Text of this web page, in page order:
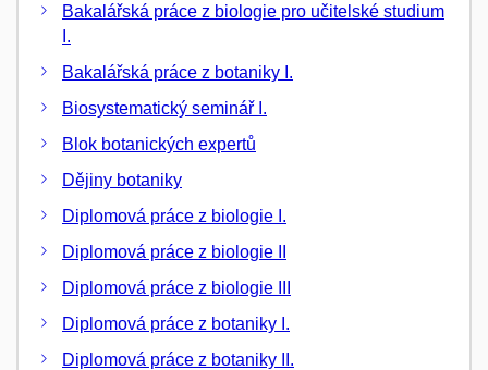
Bakalářská práce z biologie pro učitelské studium
I.
Bakalářská práce z botaniky I.
Biosystematický seminář I.
Blok botanických expertů
Dějiny botaniky
Diplomová práce z biologie I.
Diplomová práce z biologie II
Diplomová práce z biologie III
Diplomová práce z botaniky I.
Diplomová práce z botaniky II.